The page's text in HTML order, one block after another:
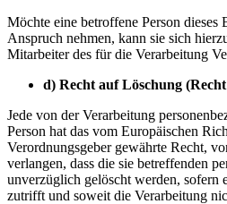
Möchte eine betroffene Person dieses
Anspruch nehmen, kann sie sich
Mitarbeiter des für die Verarbeitung
d) Recht auf Löschung
Jede von der Verarbeitung
Person hat das vom Europäischen
Verordnungsgeber gewährte Recht,
verlangen, dass die sie betreffenden
unverzüglich gelöscht werden, sofern
zutrifft und soweit die Verarbeitung